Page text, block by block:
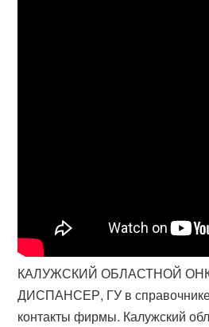
КАЛУЖСКИЙ ОБЛАСТНОЙ
ДИСПАНСЕР, ГУ в
контакты фирмы. Калужский